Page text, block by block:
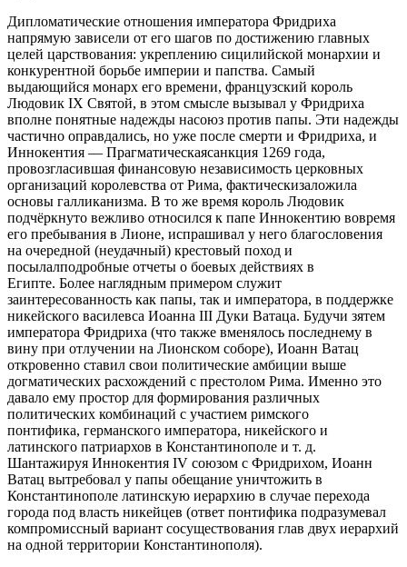
Дипломатические отношения императора Фридриха
напрямую зависели от его шагов по достижению главных
целей царствования: укреплению сицилийской монархии и
конкурентной борьбе империи и папства. Самый
выдающийся монарх его времени, французский король
Людовик IX Святой, в этом смысле вызывал у Фридриха
вполне понятные надежды насоюз против папы. Эти надежды
частично оправдались, но уже после смерти и Фридриха, и
Иннокентия — Прагматическаясанкция 1269 года,
провозгласившая финансовую независимость церковных
организаций королевства от Рима, фактическизаложила
основы галликанизма. В то же время король Людовик
подчёркнуто вежливо относился к папе Иннокентию вовремя
его пребывания в Лионе, испрашивал у него благословения
на очередной (неудачный) крестовый поход и
посылалподробные отчеты о боевых действиях в
Египте. Более наглядным примером служит
заинтересованность как папы, так и императора, в поддержке
никейского василевса Иоанна III Дуки Ватаца. Будучи зятем
императора Фридриха (что также вменялось последнему в
вину при отлучении на Лионском соборе), Иоанн Ватац
откровенно ставил свои политические амбиции выше
догматических расхождений с престолом Рима. Именно это
давало ему простор для формирования различных
политических комбинаций с участием римского
понтифика, германского императора, никейского и
латинского патриархов в Константинополе и т. д.
Шантажируя Иннокентия IV союзом с Фридрихом, Иоанн
Ватац вытребовал у папы обещание уничтожить в
Константинополе латинскую иерархию в случае перехода
города под власть никейцев (ответ понтифика подразумевал
компромиссный вариант сосуществования глав двух иерархий
на одной территории Константинополя).